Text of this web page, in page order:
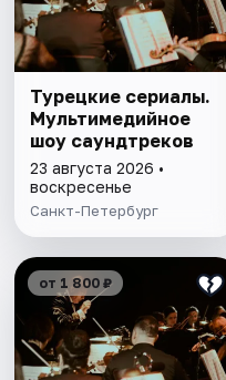
Турецкие сериалы.
Мультимедийное
шоу саундтреков
23 августа 2026 •
воскресенье
Санкт-Петербург
от 1 800 ₽